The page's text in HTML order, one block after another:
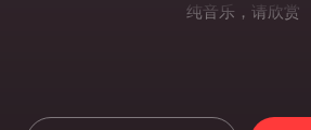
纯音乐，请欣赏